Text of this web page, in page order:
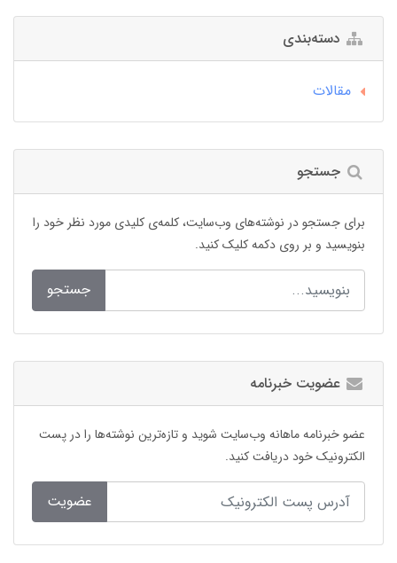
دسته‌بندی
مقالات
جستجو
برای جستجو در نوشته‌های وب‌سایت، کلمه‌ی کلیدی مورد نظر خود را
بنویسید و بر روی دکمه کلیک کنید.
جستجو
عضویت خبرنامه
عضو خبرنامه ماهانه وب‌سایت شوید و تازه‌ترین نوشته‌ها را در پست
الکترونیک خود دریافت کنید.
عضویت